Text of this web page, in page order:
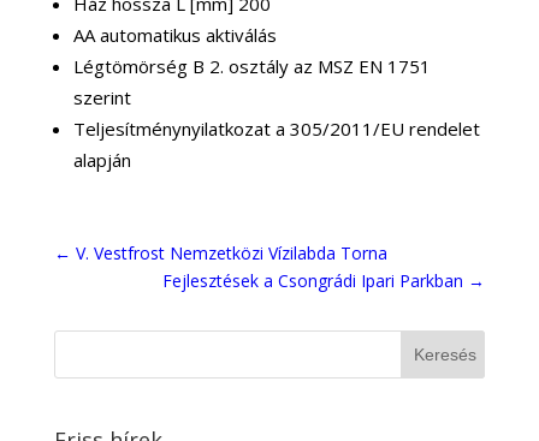
AA automatikus aktiválás
Légtömörség B 2. osztály az MSZ EN 1751
szerint
Teljesítménynyilatkozat a 305/2011/EU rendelet
alapján
← V. Vestfrost Nemzetközi Vízilabda Torna
Fejlesztések a Csongrádi Ipari Parkban →